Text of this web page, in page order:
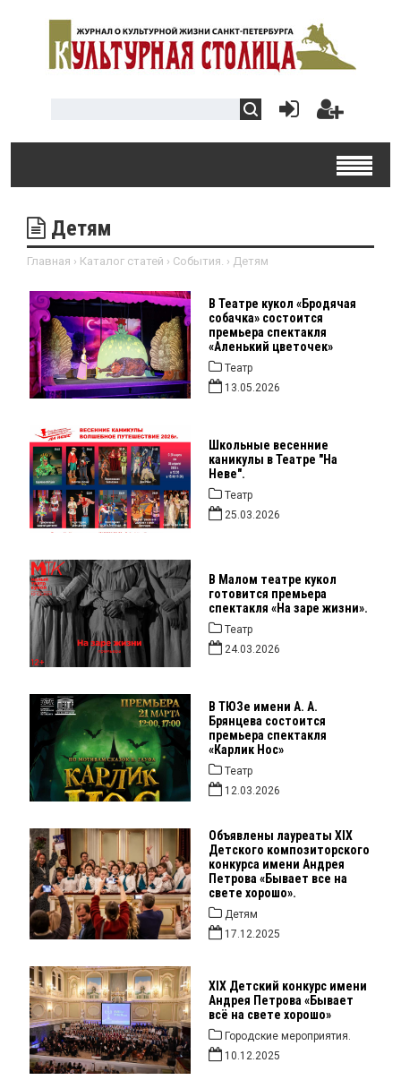
Детям
Главная › Каталог статей › События. › Детям
В Театре кукол «Бродячая
собачка» состоится
премьера спектакля
«Аленький цветочек»
Театр
13.05.2026
Школьные весенние
каникулы в Театре "На
Неве".
Театр
25.03.2026
В Малом театре кукол
готовится премьера
спектакля «На заре жизни».
Театр
24.03.2026
В ТЮЗе имени А. А.
Брянцева состоится
премьера спектакля
«Карлик Нос»
Театр
12.03.2026
Объявлены лауреаты XIX
Детского композиторского
конкурса имени Андрея
Петрова «Бывает все на
свете хорошо».
Детям
17.12.2025
XIX Детский конкурс имени
Андрея Петрова «Бывает
всё на свете хорошо»
Городские мероприятия.
10.12.2025